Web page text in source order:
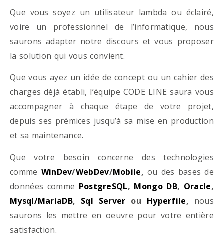
Que vous soyez un utilisateur lambda ou éclairé,
voire un professionnel de l’informatique, nous
saurons adapter notre discours et vous proposer
la solution qui vous convient.
Que vous ayez un idée de concept ou un cahier des
charges déjà établi, l’équipe CODE LINE saura vous
accompagner à chaque étape de votre projet,
depuis ses prémices jusqu’à sa mise en production
et sa maintenance.
Que votre besoin concerne des technologies
comme WinDev/WebDev/Mobile, ou des bases de
données comme PostgreSQL, Mongo DB, Oracle,
Mysql/MariaDB, Sql Server ou Hyperfile, nous
saurons les mettre en oeuvre pour votre entière
satisfaction.